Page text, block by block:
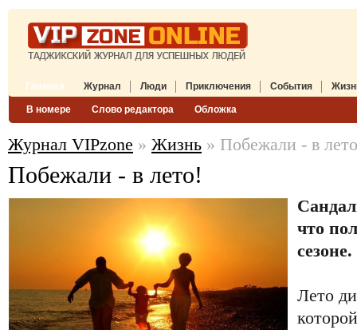
Главная Журнал
В номере Слово редактора Обложка
Люди Приключения События
Журнал VIPzone » Жизнь » Побежали - в
Побежали - в лето!
что
сезоне.
Лето